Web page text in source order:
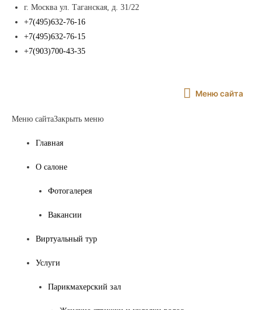
г. Москва ул. Таганская, д. 31/22
+7(495)632-76-16
+7(495)632-76-15
+7(903)700-43-35
Меню
Меню сайта
Меню сайтаЗакрыть меню
Главная
О салоне
Фотогалерея
Вакансии
Виртуальный тур
Услуги
Парикмахерский зал